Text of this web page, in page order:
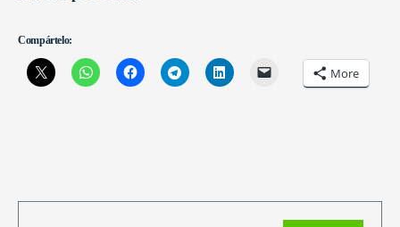
Compártelo:
More